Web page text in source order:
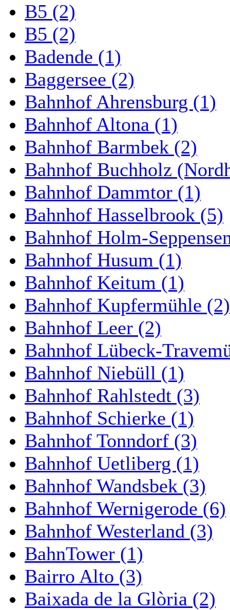
B5 (2)
B5 (2)
Badende (1)
Baggersee (2)
Bahnhof Ahrensburg (1)
Bahnhof Altona (1)
Bahnhof Barmbek (2)
Bahnhof Buchholz
Bahnhof Dammtor (1)
Bahnhof Hasselbrook (5)
Bahnhof Holm-
Bahnhof Husum (1)
Bahnhof Keitum (1)
Bahnhof Kupfermühle (2)
Bahnhof Leer (2)
Bahnhof Lübeck-
Bahnhof Niebüll (1)
Bahnhof Rahlstedt (3)
Bahnhof Schierke (1)
Bahnhof Tonndorf (3)
Bahnhof Uetliberg (1)
Bahnhof Wandsbek (3)
Bahnhof Wernigerode (6)
Bahnhof Westerland (3)
BahnTower (1)
Bairro Alto (3)
Baixada de la Glòria (2)